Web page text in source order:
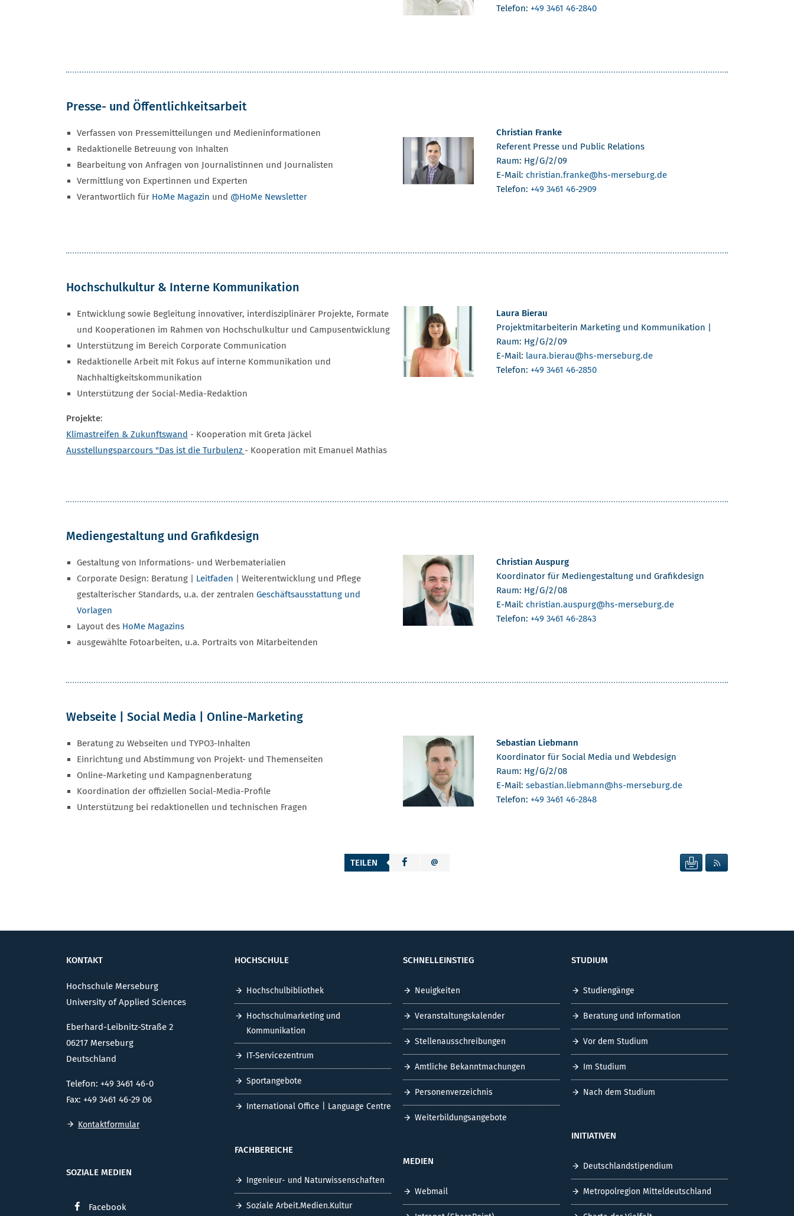
Telefon: +49 3461 46-2840
Presse- und Öffentlichkeitsarbeit
Verfassen von Pressemitteilungen und Medieninformationen
Redaktionelle Betreuung von Inhalten
Bearbeitung von Anfragen von Journalistinnen und Journalisten
Vermittlung von Expertinnen und Experten
Verantwortlich für HoMe Magazin und @HoMe Newsletter
Christian Franke
Referent Presse und Public Relations
Raum: Hg/G/2/09
E-Mail: christian.franke@hs-merseburg.de
Telefon: +49 3461 46-2909
Hochschulkultur & Interne Kommunikation
Entwicklung sowie Begleitung innovativer, interdisziplinärer Projekte, Formate
und Kooperationen im Rahmen von Hochschulkultur und Campusentwicklung
Unterstützung im Bereich Corporate Communication
Redaktionelle Arbeit mit Fokus auf interne Kommunikation und
Nachhaltigkeitskommunikation
Unterstützung der Social-Media-Redaktion
Projekte:
Klimastreifen & Zukunftswand - Kooperation mit Greta Jäckel
Ausstellungsparcours "Das ist die Turbulenz - Kooperation mit Emanuel Mathias
Laura Bierau
Projektmitarbeiterin Marketing und Kommunikation |
Raum: Hg/G/2/09
E-Mail: laura.bierau@hs-merseburg.de
Telefon: +49 3461 46-2850
Mediengestaltung und Grafikdesign
Gestaltung von Informations- und Werbematerialien
Corporate Design: Beratung | Leitfaden | Weiterentwicklung und Pflege
gestalterischer Standards, u.a. der zentralen Geschäftsausstattung und
Vorlagen
Layout des HoMe Magazins
ausgewählte Fotoarbeiten, u.a. Portraits von Mitarbeitenden
Christian Auspurg
Koordinator für Mediengestaltung und Grafikdesign
Raum: Hg/G/2/08
E-Mail: christian.auspurg@hs-merseburg.de
Telefon: +49 3461 46-2843
Webseite | Social Media | Online-Marketing
Beratung zu Webseiten und TYPO3-Inhalten
Einrichtung und Abstimmung von Projekt- und Themenseiten
Online-Marketing und Kampagnenberatung
Koordination der offiziellen Social-Media-Profile
Unterstützung bei redaktionellen und technischen Fragen
Sebastian Liebmann
Koordinator für Social Media und Webdesign
Raum: Hg/G/2/08
E-Mail: sebastian.liebmann@hs-merseburg.de
Telefon: +49 3461 46-2848
TEILEN SEITE DRUCKEN
KONTAKT
Hochschule Merseburg
University of Applied Sciences
Eberhard-Leibnitz-Straße 2
06217 Merseburg
Deutschland
Telefon: +49 3461 46-0
Fax: +49 3461 46-29 06
Kontaktformular
SOZIALE MEDIEN
Facebook
HOCHSCHULE
Hochschulbibliothek
Hochschulmarketing und
Kommunikation
IT-Servicezentrum
Sportangebote
International Office | Language Centre
FACHBEREICHE
Ingenieur- und Naturwissenschaften
Soziale Arbeit.Medien.Kultur
SCHNELLEINSTIEG
Neuigkeiten
Veranstaltungskalender
Stellenausschreibungen
Amtliche Bekanntmachungen
Personenverzeichnis
Weiterbildungsangebote
MEDIEN
Webmail
STUDIUM
Studiengänge
Beratung und Information
Vor dem Studium
Im Studium
Nach dem Studium
INITIATIVEN
Deutschlandstipendium
Metropolregion Mitteldeutschland